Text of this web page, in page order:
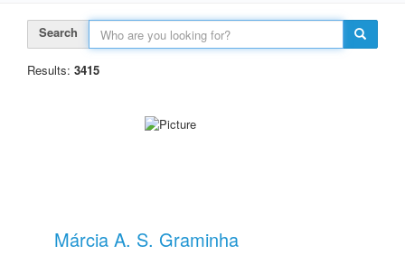
Search
Results: 3415
Márcia A. S. Graminha